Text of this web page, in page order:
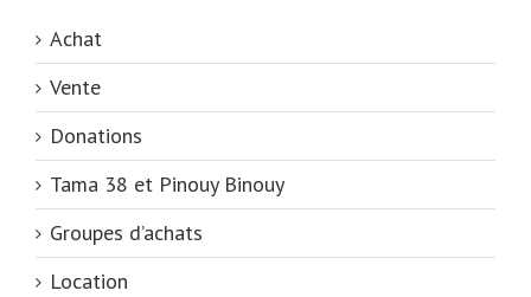
Achat
Vente
Donations
Tama 38 et Pinouy Binouy
Groupes d’achats
Location